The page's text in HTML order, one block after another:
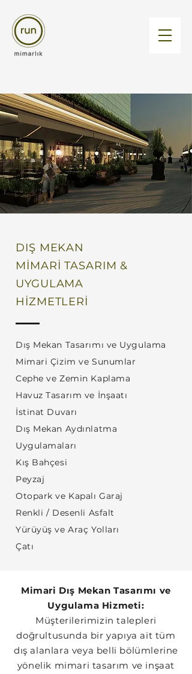
DIŞ MEKAN
MİMARİ TASARIM &
UYGULAMA
HİZMETLERİ
Dış Mekan Tasarımı ve Uygulama
Mimari Çizim ve Sunumlar
Cephe ve Zemin Kaplama
Havuz Tasarım ve İnşaatı
İstinat Duvarı
Dış Mekan Aydınlatma
Uygulamaları
Kış Bahçesi
Peyzaj
Otopark ve Kapalı Garaj
Renkli / Desenli Asfalt
Yürüyüş ve Araç Yolları
Çatı
Mimari Dış Mekan Tasarımı ve
Uygulama Hizmeti:
Müşterilerimizin talepleri
doğrultusunda bir yapıya ait tüm
dış alanlara veya belli bölümlerine
yönelik mimari tasarım ve inşaat